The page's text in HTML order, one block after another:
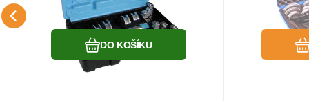
DO KOŠÍKU
Oblíbený
Porovnat